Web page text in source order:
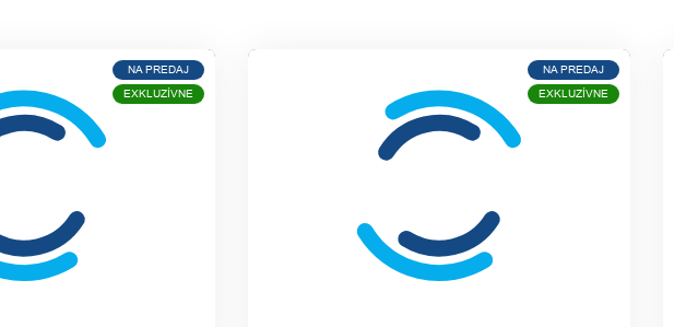
NA PREDAJ
EXKLUZÍVNE
NA PREDAJ
EXKLUZÍVNE